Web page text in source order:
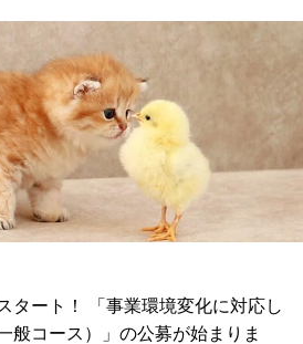
タート！ 「事業環境変化に対応し
般コース）」の公募が始まりま